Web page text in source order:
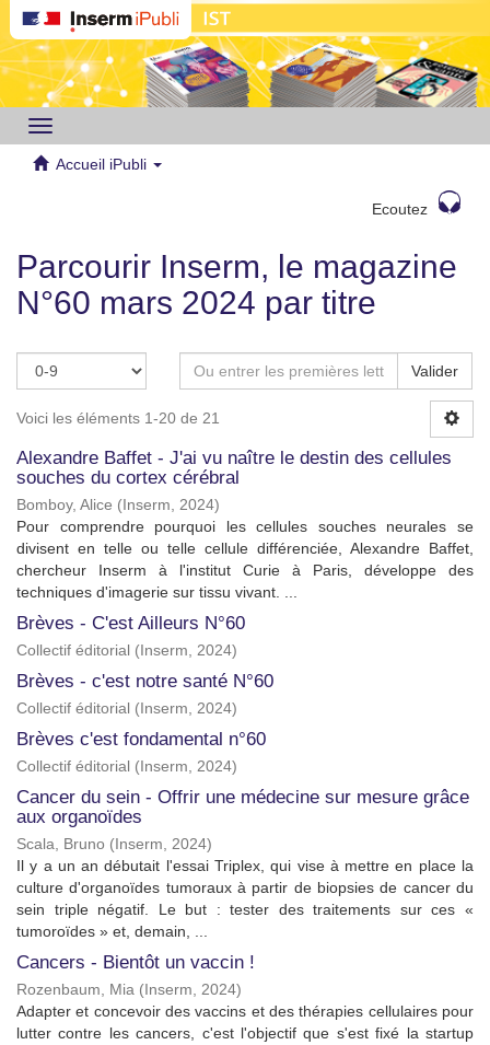
Toggle
navigation
Accueil iPubli
Ecoutez
Parcourir Inserm, le magazine
N°60 mars 2024 par titre
Valider
Voici les éléments 1-20 de 21
Alexandre Baffet - J'ai vu naître le destin des cellules
souches du cortex cérébral
Bomboy, Alice ( Inserm, 2024)
Pour comprendre pourquoi les cellules souches neurales se
divisent en telle ou telle cellule différenciée, Alexandre Baffet,
chercheur Inserm à l'institut Curie à Paris, développe des
techniques d'imagerie sur tissu vivant. ...
Brèves - C'est Ailleurs N°60
Collectif éditorial ( Inserm, 2024)
Brèves - c'est notre santé N°60
Collectif éditorial ( Inserm, 2024)
Brèves c'est fondamental n°60
Collectif éditorial ( Inserm, 2024)
Cancer du sein - Offrir une médecine sur mesure grâce
aux organoïdes
Scala, Bruno ( Inserm, 2024)
Il y a un an débutait l'essai Triplex, qui vise à mettre en place la
culture d'organoïdes tumoraux à partir de biopsies de cancer du
sein triple négatif. Le but : tester des traitements sur ces «
tumoroïdes » et, demain, ...
Cancers - Bientôt un vaccin !
Rozenbaum, Mia ( Inserm, 2024)
Adapter et concevoir des vaccins et des thérapies cellulaires pour
lutter contre les cancers, c'est l'objectif que s'est fixé la startup